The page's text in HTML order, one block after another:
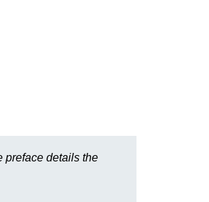
preface details the